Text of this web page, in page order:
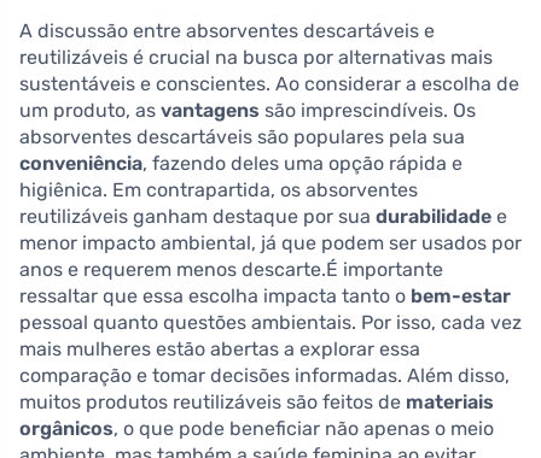
A discussão entre absorventes descartáveis e
reutilizáveis é crucial na busca por alternativas mais
sustentáveis e conscientes. Ao considerar a escolha de
um produto, as vantagens são imprescindíveis. Os
absorventes descartáveis são populares pela sua
conveniência, fazendo deles uma opção rápida e
higiênica. Em contrapartida, os absorventes
reutilizáveis ganham destaque por sua durabilidade e
menor impacto ambiental, já que podem ser usados por
anos e requerem menos descarte.É importante
ressaltar que essa escolha impacta tanto o bem-estar
pessoal quanto questões ambientais. Por isso, cada vez
mais mulheres estão abertas a explorar essa
comparação e tomar decisões informadas. Além disso,
muitos produtos reutilizáveis são feitos de materiais
orgânicos, o que pode beneficiar não apenas o meio